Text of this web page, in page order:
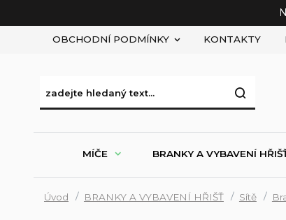
OBCHODNÍ PODMÍNKY KONTAKTY
MÍČE BRANKY A VYBAVENÍ
Úvod BRANKY A VYBAVENÍ HŘIŠŤ Sítě